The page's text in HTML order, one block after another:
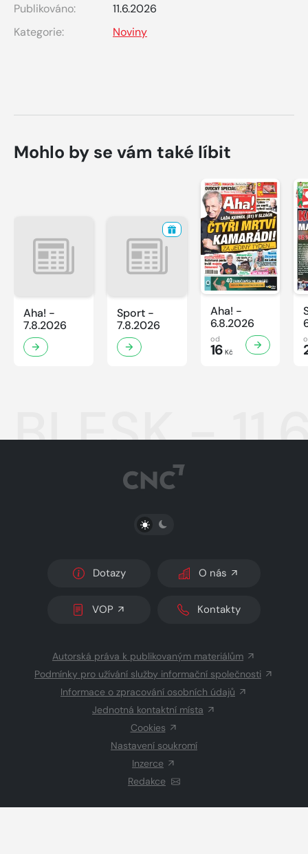
Publikováno:
11.6.2026
Kategorie:
Noviny
Mohlo by se vám také líbit
Aha! -
7.8.2026
Sport -
7.8.2026
Aha! -
6.8.2026
od
16 Kč
BLESK -
PŘEPNOUT SVĚTLÝ/TMAVÝ REŽIM
Dotazy O nás
VOP Kontakty
Autorská práva k publikovaným materiálům
Podmínky pro užívání služby informační společnosti
Informace o zpracování osobních údajů
Jednotná kontaktní místa
Cookies
Nastavení soukromí
Inzerce
Redakce